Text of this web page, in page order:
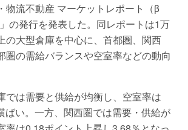
物流不動産 マーケットレポート（β
の発行を発表した。同レポートは1万
の大型倉庫を中心に、首都圏、関西
圏の需給バランスや空室率などの動向
では需要と供給が均衡し、空室率は
ばい。一方、関西圏では需要・供給が